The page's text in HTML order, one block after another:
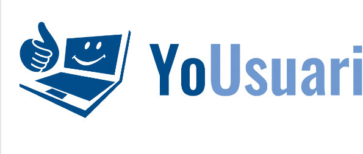
contenido